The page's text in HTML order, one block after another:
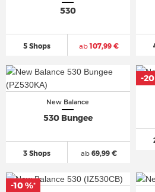
530
5 Shops ab107,99 €
New Balance
530 Bungee
3 Shops ab69,99 €
-
-10 %*